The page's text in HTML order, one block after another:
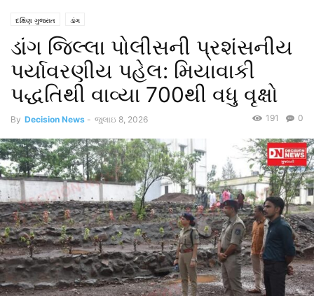
દક્ષિણ ગુજરાત ડાંગ
ડાંગ જિલ્લા પોલીસની પ્રશંસનીય
પર્યાવરણીય પહેલ: મિયાવાકી
પદ્ધતિથી વાવ્યા 700થી વધુ વૃક્ષો
By Decision News - જુલાઇ 8, 2026 0
191